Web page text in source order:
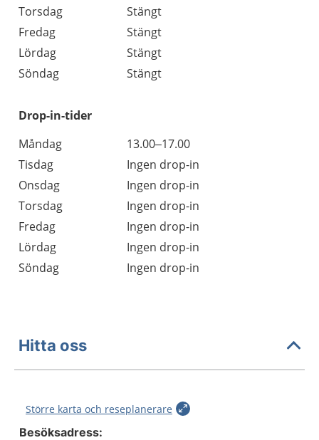
Torsdag
Stängt
Fredag
Stängt
Lördag
Stängt
Söndag
Stängt
Drop-in-tider
Måndag
13.00–17.00
Tisdag
Ingen drop-in
Onsdag
Ingen drop-in
Torsdag
Ingen drop-in
Fredag
Ingen drop-in
Lördag
Ingen drop-in
Söndag
Ingen drop-in
Hitta oss
Större karta och reseplanerare
Besöksadress: